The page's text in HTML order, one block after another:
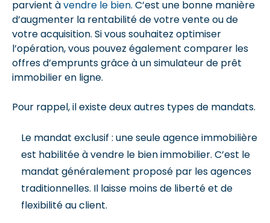
parvient àvendre le bien. C’est une bonne manière
d’augmenter la rentabilité de votre vente ou de
votre acquisition. Si vous souhaitez optimiser
l’opération, vous pouvez également comparer les
offres d’emprunts grâce à un simulateur de prêt
immobilier en ligne.
Pour rappel, il existe deux autres types de mandats.
Le mandat exclusif : une seule agence immobilière
est habilitée à vendre le bien immobilier. C’est le
mandat généralement proposé par les agences
traditionnelles. Il laisse moins de liberté et de
flexibilité au client.